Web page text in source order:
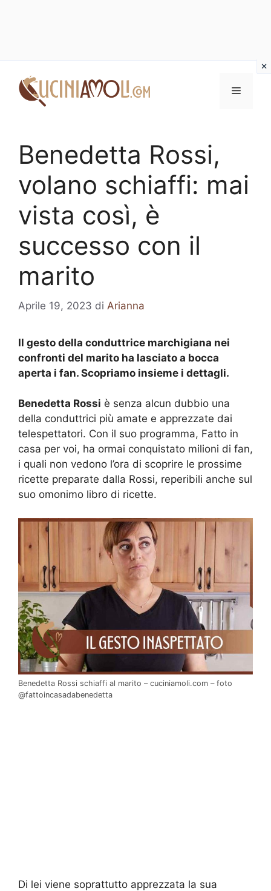
contenuto
Menu
Benedetta Rossi,
volano schiaffi: mai
vista così, è
successo con il
marito
Aprile 19, 2023 di Arianna
Il gesto della conduttrice marchigiana nei
confronti del marito ha lasciato a bocca
aperta i fan. Scopriamo insieme i dettagli.
Benedetta Rossi è senza alcun dubbio una
della conduttrici più amate e apprezzate dai
telespettatori. Con il suo programma, Fatto in
casa per voi, ha ormai conquistato milioni di fan,
i quali non vedono l’ora di scoprire le prossime
ricette preparate dalla Rossi, reperibili anche sul
suo omonimo libro di ricette.
Benedetta Rossi schiaffi al marito – cuciniamoli.com – foto
@fattoincasadabenedetta
Di lei viene soprattutto apprezzata la sua